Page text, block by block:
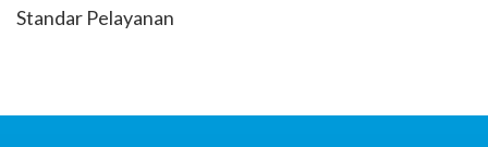
Standar Pelayanan